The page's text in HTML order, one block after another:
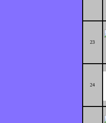
23
24